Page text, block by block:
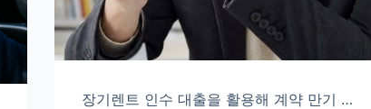
장기렌트 인수 대출을 활용해 계약 만기 …